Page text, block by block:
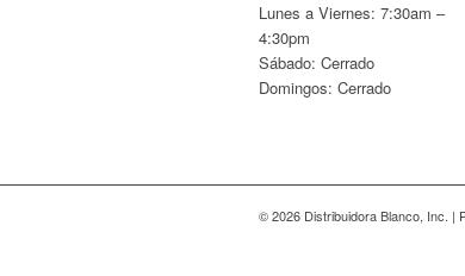
Lunes a Viernes: 7:30am –
4:30pm
Sábado: Cerrado
Domingos: Cerrado
© 2026 Distribuidora Blanco, Inc. |